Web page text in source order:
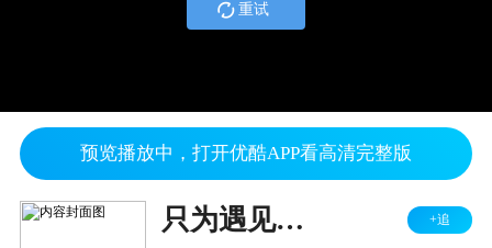
重试
预览播放中，打开优酷APP看高清完整版
只为遇见你 DVD版 +追